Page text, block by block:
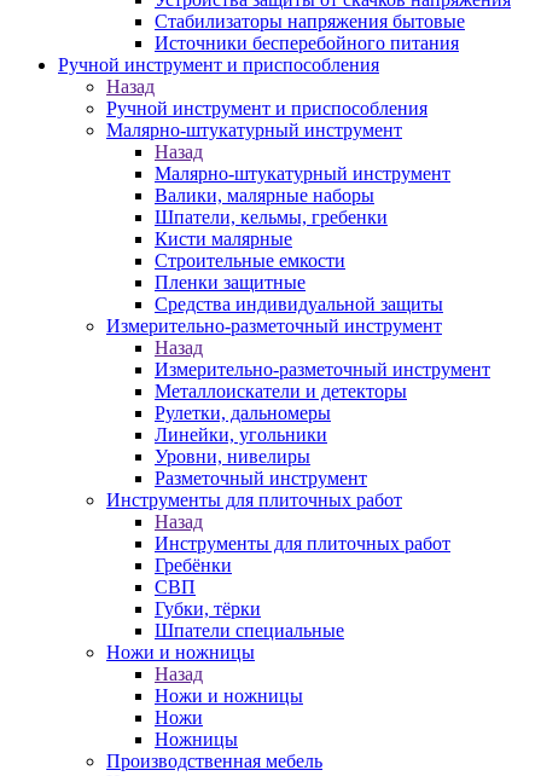
Стабилизаторы напряжения бытовые
Источники бесперебойного питания
Ручной инструмент и приспособления
Назад
Ручной инструмент и приспособления
Малярно-штукатурный инструмент
Назад
Малярно-штукатурный инструмент
Валики, малярные наборы
Шпатели, кельмы, гребенки
Кисти малярные
Строительные емкости
Пленки защитные
Средства индивидуальной защиты
Измерительно-разметочный инструмент
Назад
Измерительно-разметочный инструмент
Металлоискатели и детекторы
Рулетки, дальномеры
Линейки, угольники
Уровни, нивелиры
Разметочный инструмент
Инструменты для плиточных работ
Назад
Инструменты для плиточных работ
Гребёнки
СВП
Губки, тёрки
Шпатели специальные
Ножи и ножницы
Назад
Ножи и ножницы
Ножи
Ножницы
Производственная мебель